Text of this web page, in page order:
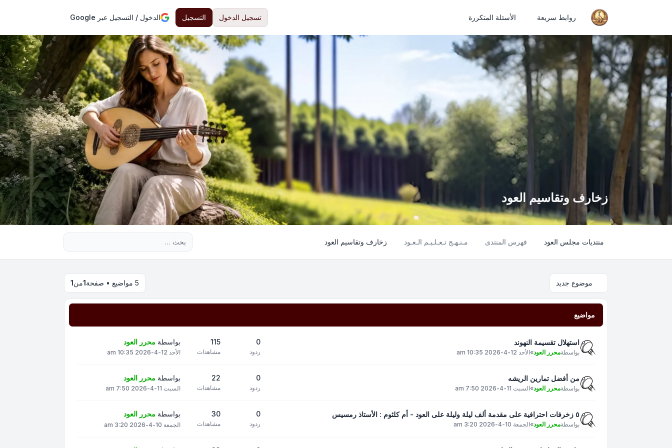
روابط سريعة الأسئلة المتكررة تسجيل الدخول التسجيل الدخول / التسجيل عبر Google
زخارف وتقاسيم العود
منتديات مجلس العود فهرس المنتدى مـنـهـج تـعـلـيـم الـعـود زخارف وتقاسيم العود
موضوع جديد 5 مواضيع • صفحة 1من1
مواضيع
استهلال تقسيمة النهوند
بواسطةمحرر العود»الأحد 12-4-2026 10:35 am
0
ردود
115
مشاهدات
بواسطة محرر العود
الأحد 12-4-2026 10:35 am
من أفضل تمارين الريشه
بواسطةمحرر العود»السبت 11-4-2026 7:50 am
0
ردود
22
مشاهدات
بواسطة محرر العود
السبت 11-4-2026 7:50 am
٥ زخرفات احترافية على مقدمة ألف ليلة وليلة على العود - أم كلثوم : الأستاذ رمسيس
بواسطةمحرر العود»الجمعة 10-4-2026 3:20 am
0
ردود
30
مشاهدات
بواسطة محرر العود
الجمعة 10-4-2026 3:20 am